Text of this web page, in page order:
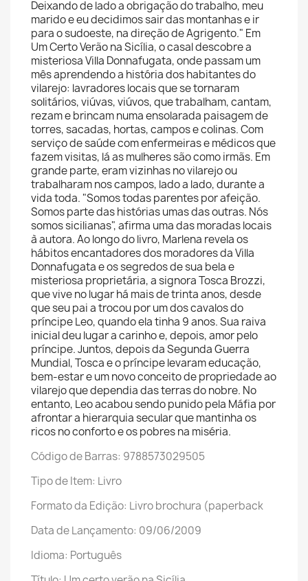
Deixando de lado a obrigação do trabalho, meu
marido e eu decidimos sair das montanhas e ir
para o sudoeste, na direção de Agrigento." Em
Um Certo Verão na Sicília, o casal descobre a
misteriosa Villa Donnafugata, onde passam um
mês aprendendo a história dos habitantes do
vilarejo: lavradores locais que se tornaram
solitários, viúvas, viúvos, que trabalham, cantam,
rezam e brincam numa ensolarada paisagem de
torres, sacadas, hortas, campos e colinas. Com
serviço de saúde com enfermeiras e médicos que
fazem visitas, lá as mulheres são como irmãs. Em
grande parte, eram vizinhas no vilarejo ou
trabalharam nos campos, lado a lado, durante a
vida toda. "Somos todas parentes por afeição.
Somos parte das histórias umas das outras. Nós
somos sicilianas", afirma uma das moradas locais
à autora. Ao longo do livro, Marlena revela os
hábitos encantadores dos moradores da Villa
Donnafugata e os segredos de sua bela e
misteriosa proprietária, a signora Tosca Brozzi,
que vive no lugar há mais de trinta anos, desde
que seu pai a trocou por um dos cavalos do
príncipe Leo, quando ela tinha 9 anos. Sua raiva
inicial deu lugar a carinho e, depois, amor pelo
príncipe. Juntos, depois da Segunda Guerra
Mundial, Tosca e o príncipe levaram educação,
bem-estar e um novo conceito de propriedade ao
vilarejo que dependia das terras do nobre. No
entanto, Leo acabou sendo punido pela Máfia por
afrontar a hierarquia secular que mantinha os
ricos no conforto e os pobres na miséria.
Código de Barras: 9788573029505
Tipo de Item: Livro
Formato da Edição: Livro brochura (paperback
Data de Lançamento: 09/06/2009
Idioma: Português